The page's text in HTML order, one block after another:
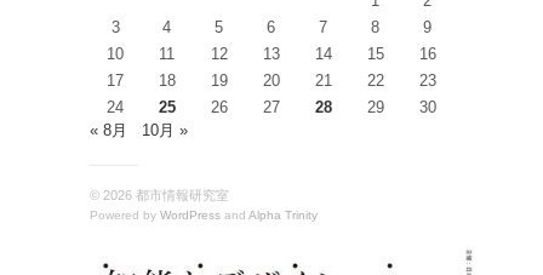
3
4 5 6 7 8
9
10
11 12 13 14 15
16
17
18 19 20 21 22
23
24
25 26 27 28 29
30
« 8月
10月 »
© 2026 都市情報研究室
Powered by WordPress and Alpha Trinity